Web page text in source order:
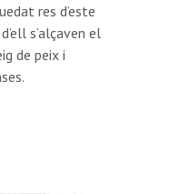
res d’este
s’alçaven el
de peix i